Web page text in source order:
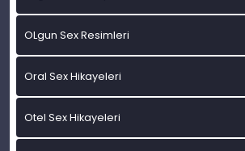
OLgun Sex Resimleri
Oral Sex Hikayeleri
Otel Sex Hikayeleri